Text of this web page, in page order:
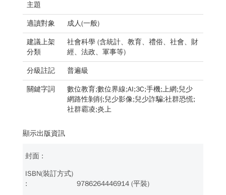
主題
適讀對象 成人(一般)
建議上架
分類
社會科學 (含統計、教育、禮俗、社會、財
經、法政、軍事等)
分級註記 普遍級
關鍵字詞
數位教育;數位界線;AI;3C;手機;上網;兒少
網路性剝削;兒少影像;兒少詐騙;社群恐慌;
社群霸凌;炎上
顯示出版資訊
9786264446914 (平裝)